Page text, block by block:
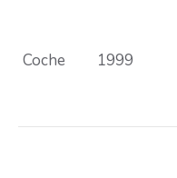
Coche 1999